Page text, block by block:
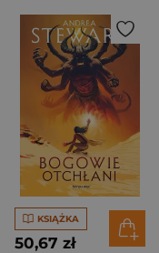
KSIĄŻKA
50,67 zł